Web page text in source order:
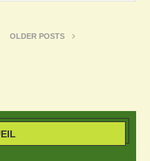
OLDER POSTS